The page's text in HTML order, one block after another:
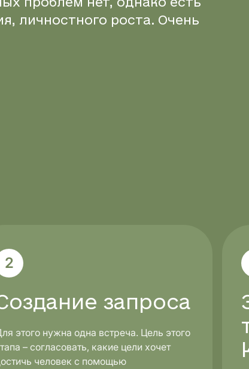
проблем нет, однако есть
личностного роста. Очень
2
запроса
этого нужна одна встреча. Цель этого
– согласовать, какие цели хочет
человек с помощью